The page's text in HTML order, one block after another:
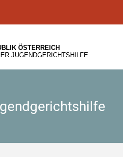
ÖSTERREICH
JUGENDGERICHTSHILFE